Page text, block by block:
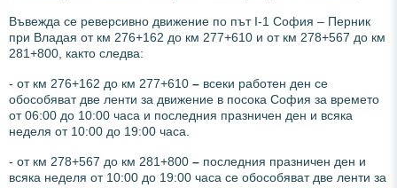
Въвежда се реверсивно движение по път I-1 София – Перник
при Владая от км 276+162 до км 277+610 и от км 278+567 до км
281+800, както следва:
- от км 276+162 до км 277+610 – всеки работен ден се
обособяват две ленти за движение в посока София за времето
от 06:00 до 10:00 часа и последния празничен ден и всяка
неделя от 10:00 до 19:00 часа.
- от км 278+567 до км 281+800 – последния празничен ден и
всяка неделя от 10:00 до 19:00 часа се обособяват две ленти за